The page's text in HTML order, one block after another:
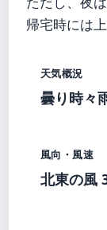
帰宅時には
天気概況
曇り時々
風向・風速
北東の風